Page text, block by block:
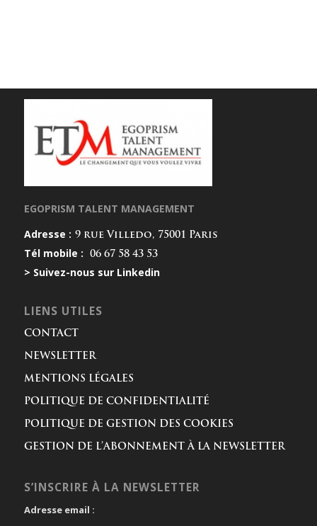
EGOPRISM TALENT MANAGEMENT
Adresse : 9 rue Villedo, 75001 Paris
Tél mobile : 06 67 58 43 53
> Suivez-nous sur Linkedin
LIENS UTILES
CONTACT
NEWSLETTER
MENTIONS LÉGALES
POLITIQUE DE CONFIDENTIALITÉ
POLITIQUE DE GESTION DES COOKIES
GESTION DE L’ABONNEMENT À LA NEWSLETTER
S’INSCRIRE À LA NEWSLETTER
Adresse email :